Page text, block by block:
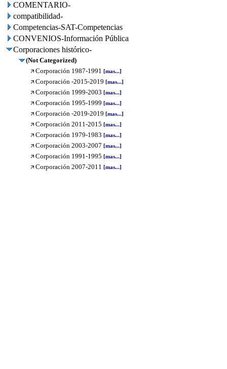
COMENTARIO-
compatibilidad-
Competencias-SAT-Competencias
CONVENIOS-Información Pública
Corporaciones histórico-
(Not Categorized)
Corporación 1987-1991 [mas...]
Corporación -2015-2019 [mas...]
Corporación 1999-2003 [mas...]
Corporación 1995-1999 [mas...]
Corporación -2019-2019 [mas...]
Corporación 2011-2015 [mas...]
Corporación 1979-1983 [mas...]
Corporación 2003-2007 [mas...]
Corporación 1991-1995 [mas...]
Corporación 2007-2011 [mas...]